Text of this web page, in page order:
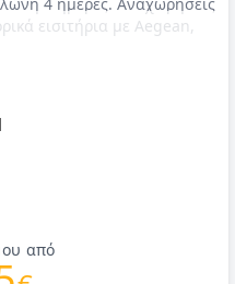
εισιτήρια με Aegean,
καθημερινά, μεταφορές,
συνοδός. Τιμές για
από